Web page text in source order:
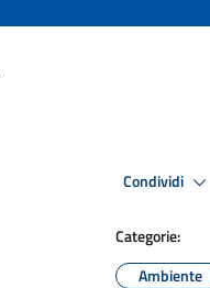
Condividi
Categorie:
Ambiente